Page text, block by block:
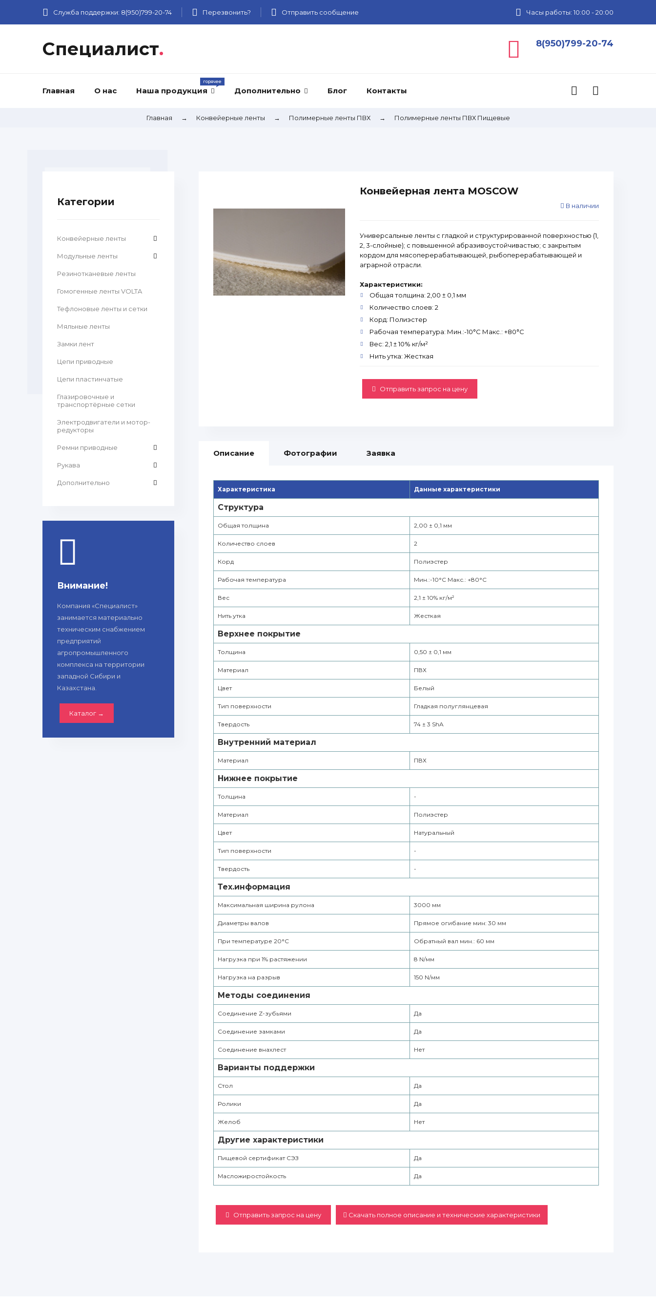
Служба поддержки: 8(950)799-20-74 Перезвонить? Отправить сообщение Часы работы: 10:00 - 20:00
Специалист. 8(950)799-20-74
Главная О нас Наша продукция Дополнительно Блог Контакты
Главная → Конвейерные ленты → Полимерные ленты ПВХ → Полимерные ленты ПВХ Пищевые
Конвейерная лента MOSCOW
В наличии
Универсальные ленты с гладкой и структурированной поверхностью (1,
2, 3-слойные); с повышенной абразивоустойчивастью; с закрытым
кордом для мясоперерабатывающей, рыбоперерабатывающей и
аграрной отрасли.
Характеристики:
Общая толщина: 2,00 ± 0,1 мм
Количество слоев: 2
Корд: Полиэстер
Рабочая температура: Мин.:-10°С Макс.: +80°С
Вес: 2,1 ± 10% кг/м²
Нить утка: Жесткая
Отправить запрос на цену
Описание Фотографии Заявка
Характеристика Данные характеристики
Структура
Общая толщина 2,00 ± 0,1 мм
Количество слоев 2
Корд Полиэстер
Рабочая температура Мин.:-10°С Макс.: +80°С
Вес 2,1 ± 10% кг/м²
Нить утка Жесткая
Верхнее покрытие
Толщина 0,50 ± 0,1 мм
Материал ПВХ
Цвет Белый
Тип поверхности Гладкая полуглянцевая
Твердость 74 ± 3 ShA
Внутренний материал
Материал ПВХ
Нижнее покрытие
Толщина -
Материал Полиэстер
Цвет Натуральный
Тип поверхности -
Твердость -
Тех.информация
Максимальная ширина рулона 3000 мм
Диаметры валов Прямое огибание мин: 30 мм
При температуре 20°С Обратный вал мин.: 60 мм
Нагрузка при 1% растяжении 8 N/мм
Нагрузка на разрыв 150 N/мм
Методы соединения
Соединение Z-зубьями Да
Соединение замками Да
Соединение внахлест Нет
Варианты поддержки
Стол Да
Ролики Да
Желоб Нет
Другие характеристики
Пищевой сертификат СЭЗ Да
Масложиростойкость Да
Отправить запрос на цену Скачать полное описание и технические характеристики
Категории
Конвейерные ленты
Модульные ленты
Резинотканевые ленты
Гомогенные ленты VOLTA
Тефлоновые ленты и сетки
Мяльные ленты
Замки лент
Цепи приводные
Цепи пластинчатые
Глазировочные и
транспортёрные сетки
Электродвигатели и мотор-
редукторы
Ремни приводные
Рукава
Дополнительно
Внимание!
Компания «Специалист»
занимается материально
техническим снабжением
предприятий
агропромышленного
комплекса на территории
западной Сибири и
Казахстана.
Каталог →